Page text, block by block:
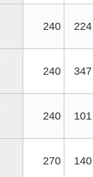
240 224
240 347
240 101
270 140